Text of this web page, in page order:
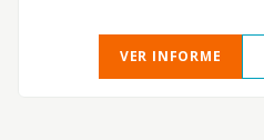
VER INFORME